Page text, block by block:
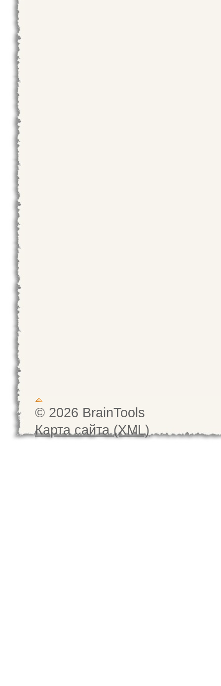
© 2026 BrainTools
Карта сайта (XML)